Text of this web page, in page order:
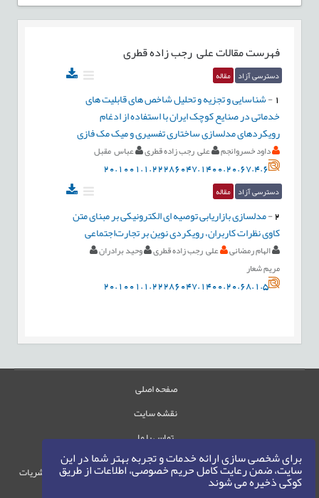
برای شخصی سازی ارائه خدمات و تجربه بهتر شما در این
سایت، ضمن رعایت کامل حریم خصوصی، اطلاعات از طریق
کوکی ذخیره می شوند
فهرست مقالاتعلی رجب زاده قطری
دسترسی آزاد مقاله
-شناسایی و تجزیه و تحلیل شاخص های قابلیت های
خدماتی در صنایع کوچک ایران با استفاده از ادغام
رویکردهای مدلسازی ساختاری تفسیری و میک مک فازی
داود خسروانجم علی رجب زاده قطری عباس مقبل
20.1001.1.22286047.1400.20.67.4.6
دسترسی آزاد مقاله
2
-مدلسازی بازاریابی توصیه ای الکترونیکی بر مبنای متن
کاوی نظرات کاربران، رویکردی نوین بر تجارت‌اجتماعی
الهام رمضانی علی رجب زاده قطری
وحید برادران
مریم شعار
20.1001.1.22286047.1400.20.68.1.5
صفحه اصلی
نقشه سایت
تماس با ما
حقوق این وب‌سایت متعلق به سامانه مدیریت نشریات